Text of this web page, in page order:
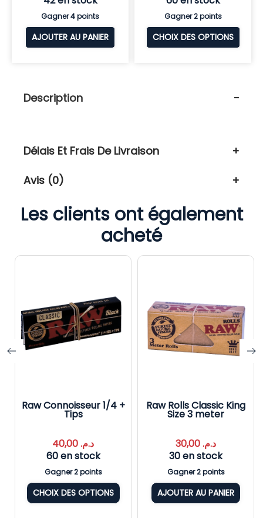
Gagner 4 points
AJOUTER AU PANIER
Gagner 2 points
CHOIX DES OPTIONS
Description
Délais Et Frais De Livraison
Avis (0)
Les clients ont également
acheté
Raw Connoisseur 1/4 +
Tips
د.م.
60 en stock
Gagner 2 points
CHOIX DES OPTIONS
Raw Rolls Classic King
Size 3 meter
د.م.
30 en stock
Gagner 2 points
AJOUTER AU PANIER